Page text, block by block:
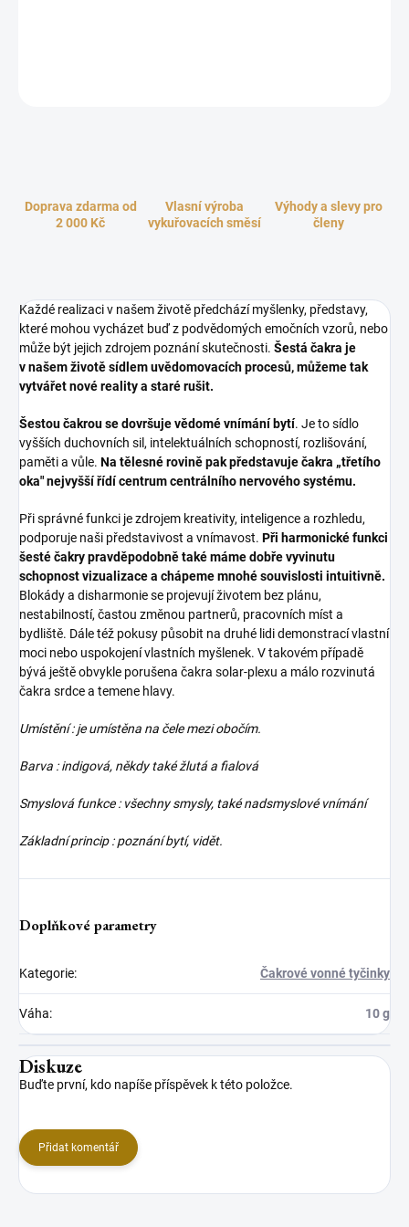
Doprava zdarma od
2 000 Kč
Vlasní výroba
vykuřovacích směsí
Výhody a slevy pro
členy
Každé realizaci v našem životě předchází myšlenky, představy,
které mohou vycházet buď z podvědomých emočních vzorů, nebo
může být jejich zdrojem poznání skutečnosti. Šestá čakra je
v našem životě sídlem uvědomovacích procesů, můžeme tak
vytvářet nové reality a staré rušit.
Šestou čakrou se dovršuje vědomé vnímání bytí. Je to sídlo
vyšších duchovních sil, intelektuálních schopností, rozlišování,
paměti a vůle. Na tělesné rovině pak představuje čakra „třetího
oka" nejvyšší řídí centrum centrálního nervového systému.
Při správné funkci je zdrojem kreativity, inteligence a rozhledu,
podporuje naši představivost a vnímavost. Při harmonické funkci
šesté čakry pravděpodobně také máme dobře vyvinutu
schopnost vizualizace a chápeme mnohé souvislosti intuitivně.
Blokády a disharmonie se projevují životem bez plánu,
nestabilností, častou změnou partnerů, pracovních míst a
bydliště. Dále též pokusy působit na druhé lidi demonstrací vlastní
moci nebo uspokojení vlastních myšlenek. V takovém případě
bývá ještě obvykle porušena čakra solar-plexu a málo rozvinutá
čakra srdce a temene hlavy.
Umístění : je umístěna na čele mezi obočím.
Barva : indigová, někdy také žlutá a fialová
Smyslová funkce : všechny smysly, také nadsmyslové vnímání
Základní princip : poznání bytí, vidět.
Doplňkové parametry
Kategorie: Čakrové vonné tyčinky
Váha: 10 g
Diskuze
Buďte první, kdo napíše příspěvek k této položce.
Přidat komentář